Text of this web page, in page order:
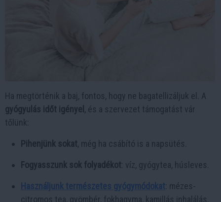
Ha megtörténik a baj, fontos, hogy ne bagatellizáljuk el. A
gyógyulás időt igényel , és a szervezet támogatást vár
tőlünk:
Pihenjünk sokat, még ha csábító is a napsütés.
Fogyasszunk sok folyadékot : víz, gyógytea, húsleves.
Használjunk természetes gyógymódokat : mézes-
citromos tea, gyömbér, fokhagyma, kamillás inhalálás.